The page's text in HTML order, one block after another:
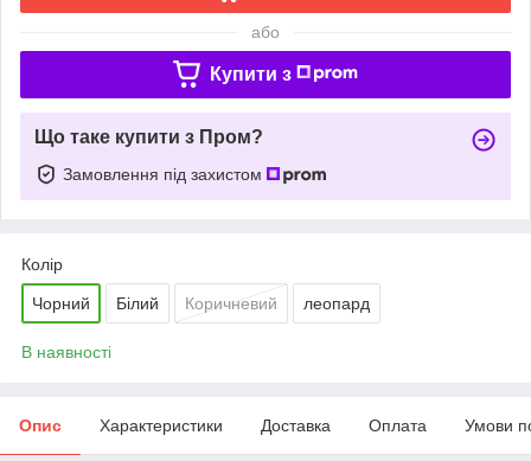
або
Купити з
Що таке купити з Пром?
Замовлення під захистом
Колір
Чорний Білий Коричневий леопард
В наявності
Опис Характеристики Доставка Оплата Умови